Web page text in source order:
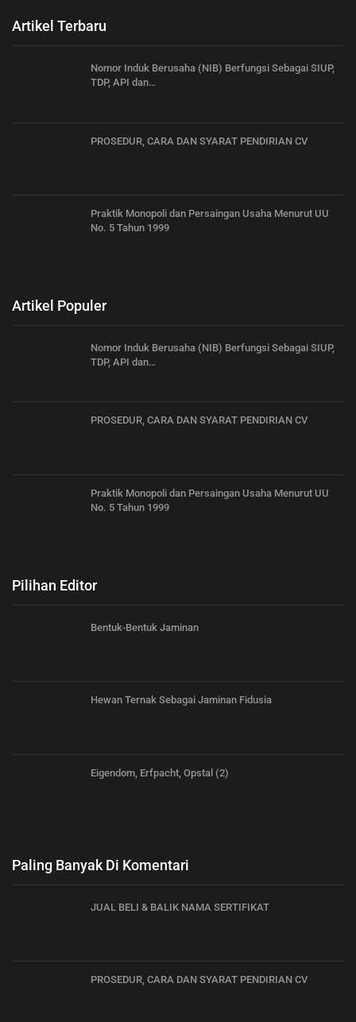
Artikel Terbaru
Nomor Induk Berusaha (NIB) Berfungsi Sebagai SIUP,
TDP, API dan…
PROSEDUR, CARA DAN SYARAT PENDIRIAN CV
Praktik Monopoli dan Persaingan Usaha Menurut UU
No. 5 Tahun 1999
Artikel Populer
Nomor Induk Berusaha (NIB) Berfungsi Sebagai SIUP,
TDP, API dan…
PROSEDUR, CARA DAN SYARAT PENDIRIAN CV
Praktik Monopoli dan Persaingan Usaha Menurut UU
No. 5 Tahun 1999
Pilihan Editor
Bentuk-Bentuk Jaminan
Hewan Ternak Sebagai Jaminan Fidusia
Eigendom, Erfpacht, Opstal (2)
Paling Banyak Di Komentari
JUAL BELI & BALIK NAMA SERTIFIKAT
PROSEDUR, CARA DAN SYARAT PENDIRIAN CV